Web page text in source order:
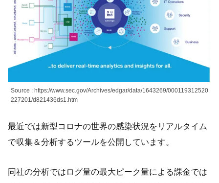
Source : https://www.sec.gov/Archives/edgar/data/1643269/000119312520
227201/d821436ds1.htm
最近では新型コロナの世界の感染状況をリアルタイム
で収集＆分析するツールを公開しています。
同社の分析ではログ量の最大ピーク量による課金では